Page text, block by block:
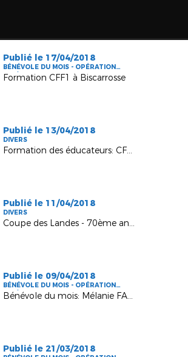
Publié le 17/04/2018
BÉNÉVOLE DU MOIS - OPÉRATION
FFF/DLF
Formation CFF1 à Biscarrosse
Publié le 13/04/2018
DIVERS
Formation des éducateurs: CFF1 à Tartas
Publié le 11/04/2018
DIVERS
Coupe des Landes - 70ème anniversaire
Publié le 09/04/2018
BÉNÉVOLE DU MOIS - OPÉRATION
FFF/DLF
Bénévole du mois: Mélanie FABERES
Publié le 21/03/2018